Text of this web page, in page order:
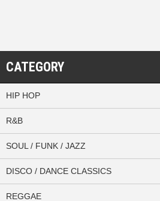
CATEGORY
HIP HOP
R&B
SOUL / FUNK / JAZZ
DISCO / DANCE CLASSICS
REGGAE